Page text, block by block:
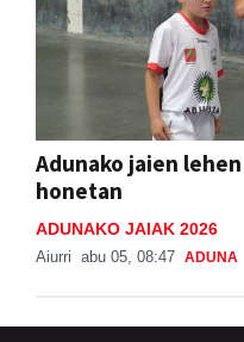
Adunako jaien
honetan
ADUNAKO JAIAK 2026
Aiurri abu 05, 08:47 ADUNA